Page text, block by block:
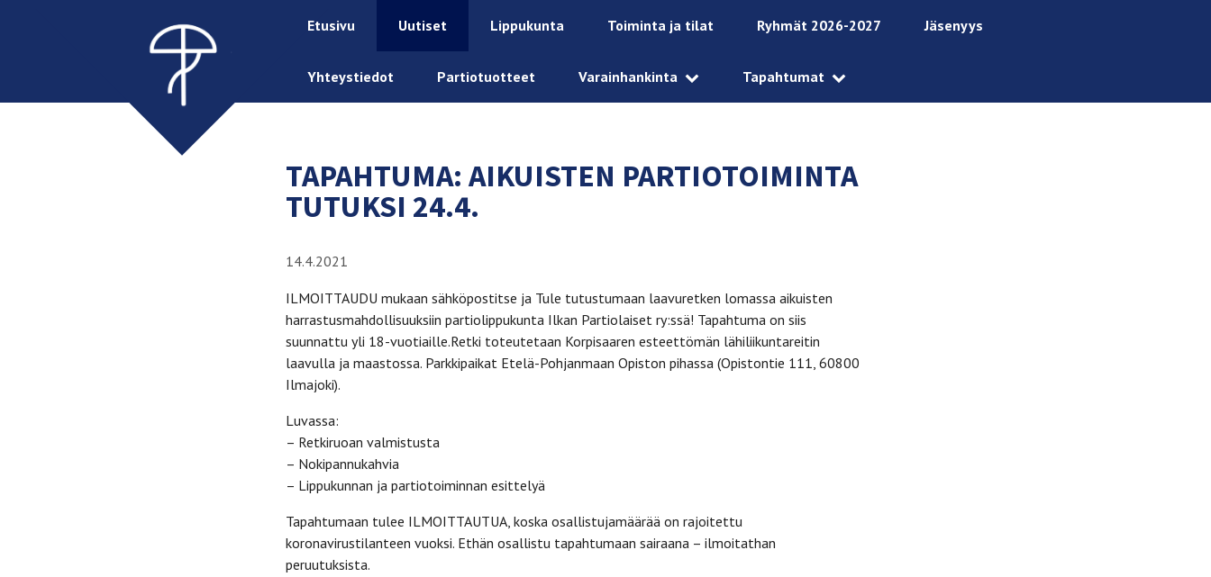
Etusivu Uutiset Lippukunta Toiminta ja tilat Ryhmät 2026-2027 Jäsenyys
Yhteystiedot Partiotuotteet Varainhankinta Tapahtumat
TAPAHTUMA: AIKUISTEN PARTIOTOIMINTA
TUTUKSI 24.4.
14.4.2021
ILMOITTAUDU mukaan sähköpostitse ja Tule tutustumaan laavuretken lomassa aikuisten
harrastusmahdollisuuksiin partiolippukunta Ilkan Partiolaiset ry:ssä! Tapahtuma on siis
suunnattu yli 18-vuotiaille.Retki toteutetaan Korpisaaren esteettömän lähiliikuntareitin
laavulla ja maastossa. Parkkipaikat Etelä-Pohjanmaan Opiston pihassa (Opistontie 111, 60800
Ilmajoki).
Luvassa:
– Retkiruoan valmistusta
– Nokipannukahvia
– Lippukunnan ja partiotoiminnan esittelyä
Tapahtumaan tulee ILMOITTAUTUA, koska osallistujamäärää on rajoitettu
koronavirustilanteen vuoksi. Ethän osallistu tapahtumaan sairaana – ilmoitathan
peruutuksista.